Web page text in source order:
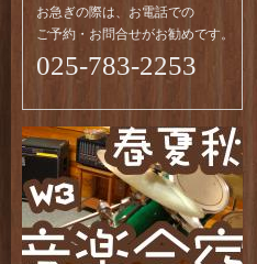
お急ぎの際は、お電話での
ご予約・お問合せがお勧めです。
025-783-2253